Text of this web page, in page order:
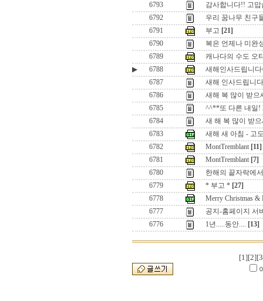
6793
감사합니다!! 고맙
6792
우리 꿈나무 친구
6791
부고 [21]
6790
복은 언제나 미완
6789
캐나다의 수도 오
▶
6788
새해인사드립니
6787
새해 인사드립니
6786
새해 복 많이 받으
6785
^^**또 다른 내일!
6784
새 해 복 많이 받
6783
새해 새 아침 - 고
6782
MontTremblant [11]
6781
MontTremblant [7]
6780
한해의 끝자락에
6779
* 부고 * [27]
6778
Merry Christmas &
6777
공지-홈페이지 서
6776
1년.....동안.... [13]
[1][2]